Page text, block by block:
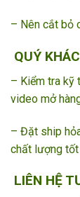
– Nên cắt bỏ
QUÝ
– Kiểm tra kỹ
video mở
– Đặt ship
chất lượng tốt
LIÊN HỆ